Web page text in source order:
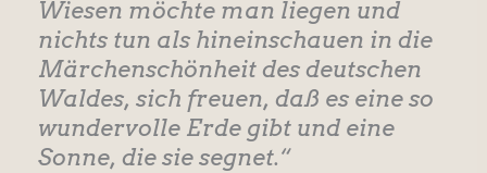
Wiesen möchte man liegen und
nichts tun als hineinschauen in die
Märchenschönheit des deutschen
Waldes, sich freuen, daß es eine so
wundervolle Erde gibt und eine
Sonne, die sie segnet.“